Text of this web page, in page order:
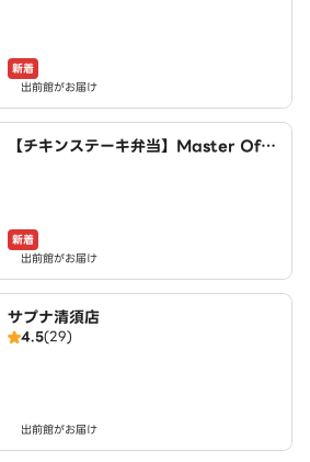
新着
出前館がお届け
【チキンステーキ弁当】Master Of C
新着
出前館がお届け
サプナ清須店
4.5(29)
出前館がお届け